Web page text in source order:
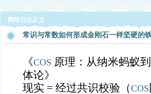
网络日志正文
常识与常数如何形成金刚石一样坚硬的
《COS 原理：从纳米蚂蚁
体论》
现实 = 经过共识校验（COS